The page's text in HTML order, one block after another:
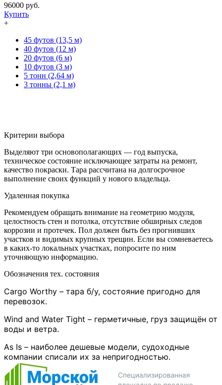
96000 руб.
Купить
+
45 футов (13,5 м)
40 футов (12 м)
20 футов (6 м)
10 футов (3 м)
5 тонн (2,64 м)
3 тонны (2,1 м)
Критерии выбора
Выделяют три основополагающих — год выпуска,
техническое состояние исключающее затраты на ремонт,
качество покраски. Тара рассчитана на долгосрочное
выполнение своих функций у нового владельца.
Удаленная покупка
Рекомендуем обращать внимание на геометрию модуля,
целостность стен и потолка, отсутствие обширных следов
коррозии и протечек. Пол должен быть без прогнивших
участков и видимых крупных трещин. Если вы сомневаетесь
в каких-то локальных участках, попросите по ним
уточняющую информацию.
Обозначения тех. состояния
Cargo Worthy – тара б/у, состояние пригодно для
перевозок.
Wind and Water Tight – герметичные, груз защищён от
воды и ветра.
As Is – наиболее дешевые модели, судоходные
компании списали их за непригодностью.